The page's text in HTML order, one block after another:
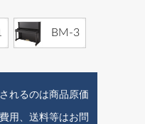
BM-3
れるのは商品原価
用、送料等はお問